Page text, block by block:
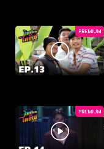
PREMIUM
PREMIUM